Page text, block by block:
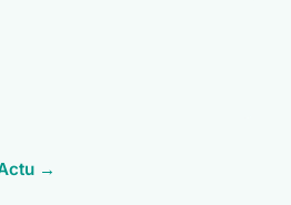
→